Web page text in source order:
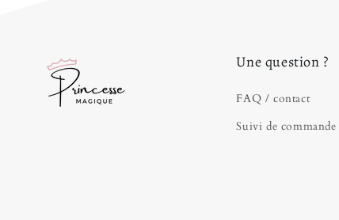
Une question ?
FAQ / contact
Suivi de commande